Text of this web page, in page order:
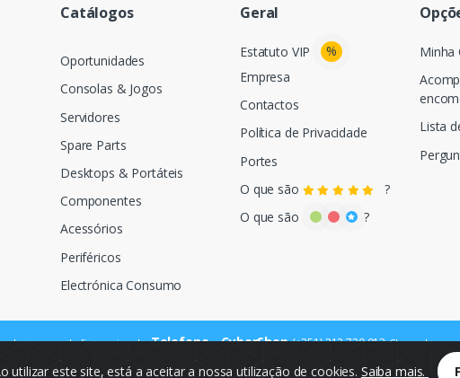
Catálogos
Oportunidades
Consolas & Jogos
Servidores
Spare Parts
Desktops & Portáteis
Componentes
Acessórios
Periféricos
Electrónica Consumo
Geral
Estatuto VIP
%
Empresa
Contactos
Política de Privacidade
Portes
O que são
?
O que são
?
Minha
Lista
para a rede fixa nacional Telefone - CyberShop (+351) 212 720 013 Chamada
utilizar este site, está a aceitar a nossa utilização de cookies. Saiba mais.